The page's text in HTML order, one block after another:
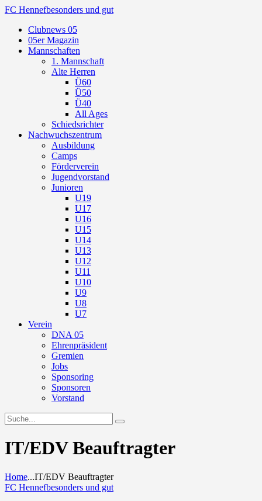
FC Hennefbesonders und gut
Clubnews 05
05er Magazin
Mannschaften
1. Mannschaft
Alte Herren
Ü60
Ü50
Ü40
All Ages
Schiedsrichter
Nachwuchszentrum
Ausbildung
Camps
Förderverein
Jugendvorstand
Junioren
U19
U17
U16
U15
U14
U13
U12
U11
U10
U9
U8
U7
Verein
DNA 05
Ehrenpräsident
Gremien
Jobs
Sponsoring
Sponsoren
Vorstand
IT/EDV Beauftragter
Home...IT/EDV Beauftragter
FC Hennefbesonders und gut